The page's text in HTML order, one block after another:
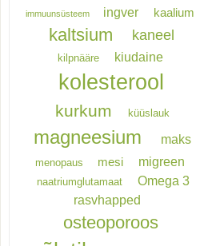
immuunsüsteem ingver kaalium
kaltsium kaneel
kilpnääre kiudaine
kolesterool
kurkum küüslauk
magneesium maks
menopaus mesi migreen
naatriumglutamaat
Omega 3
rasvhapped
osteoporoos